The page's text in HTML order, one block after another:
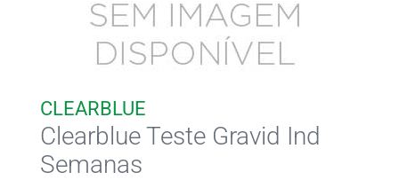
CLEARBLUE
Clearblue Teste Gravid Ind
Semanas